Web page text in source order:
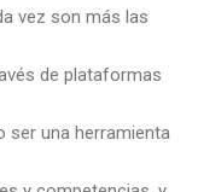
vez son más las
de plataformas
ser una herramienta